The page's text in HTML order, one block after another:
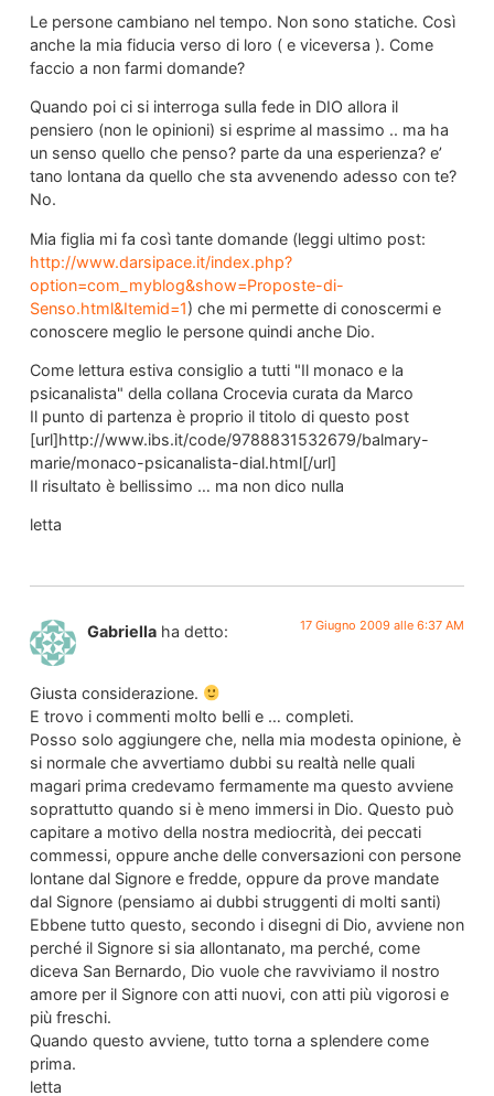
Le persone cambiano nel tempo. Non sono statiche. Così
anche la mia fiducia verso di loro ( e viceversa ). Come
faccio a non farmi domande?
Quando poi ci si interroga sulla fede in DIO allora il
pensiero (non le opinioni) si esprime al massimo .. ma ha
un senso quello che penso? parte da una esperienza? e’
tano lontana da quello che sta avvenendo adesso con te?
No.
Mia figlia mi fa così tante domande (leggi ultimo post:
http://www.darsipace.it/index.php?
option=com_myblog&show=Proposte-di-
Senso.html&Itemid=1) che mi permette di conoscermi e
conoscere meglio le persone quindi anche Dio.
Come lettura estiva consiglio a tutti "Il monaco e la
psicanalista" della collana Crocevia curata da Marco
Il punto di partenza è proprio il titolo di questo post
[url]http://www.ibs.it/code/9788831532679/balmary-
marie/monaco-psicanalista-dial.html[/url]
Il risultato è bellissimo … ma non dico nulla
letta
Gabriella ha detto: 17 Giugno 2009 alle 6:37 AM
Giusta considerazione.
E trovo i commenti molto belli e … completi.
Posso solo aggiungere che, nella mia modesta opinione, è
si normale che avvertiamo dubbi su realtà nelle quali
magari prima credevamo fermamente ma questo avviene
soprattutto quando si è meno immersi in Dio. Questo può
capitare a motivo della nostra mediocrità, dei peccati
commessi, oppure anche delle conversazioni con persone
lontane dal Signore e fredde, oppure da prove mandate
dal Signore (pensiamo ai dubbi struggenti di molti santi)
Ebbene tutto questo, secondo i disegni di Dio, avviene non
perché il Signore si sia allontanato, ma perché, come
diceva San Bernardo, Dio vuole che ravviviamo il nostro
amore per il Signore con atti nuovi, con atti più vigorosi e
più freschi.
Quando questo avviene, tutto torna a splendere come
prima.
letta